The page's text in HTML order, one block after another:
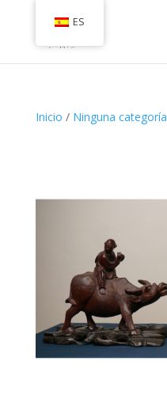
Inicio / Ninguna categoría
ES